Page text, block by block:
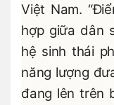
Việt Nam.
hợp giữa dân
hệ sinh thái
năng lượng
đang lên trên